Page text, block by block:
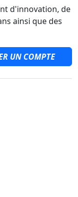
d'innovation, de
ainsi que des
UN COMPTE